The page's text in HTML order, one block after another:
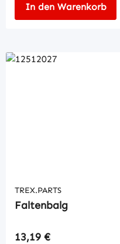
In den Warenkorb
TREX.PARTS
Faltenbalg
Regulärer Preis:
13,19 €